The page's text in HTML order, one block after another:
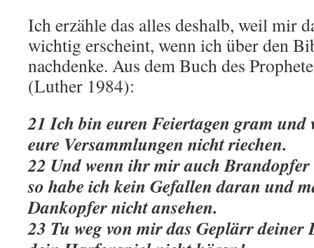
Ich erzähle das alles deshalb, weil mir
wichtig erscheint, wenn ich über den
nachdenke. Aus dem Buch des
(Luther 1984):
21 Ich bin euren Feiertagen gram und
eure Versammlungen nicht riechen.
22 Und wenn ihr mir auch
so habe ich kein Gefallen daran und
Dankopfer nicht ansehen.
23 Tu weg von mir das Geplärr deiner